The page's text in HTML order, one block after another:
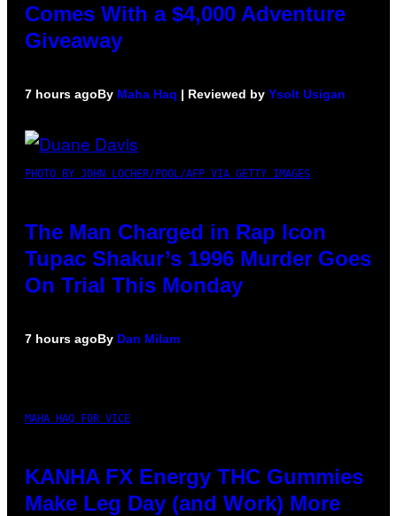
Comes With a $4,000 Adventure
Giveaway
7 hours agoBy Maha Haq | Reviewed by Ysolt Usigan
PHOTO BY JOHN LOCHER/POOL/AFP VIA GETTY IMAGES
The Man Charged in Rap Icon
Tupac Shakur’s 1996 Murder Goes
On Trial This Monday
7 hours agoBy Dan Milam
MAHA HAQ FOR VICE
KANHA FX Energy THC Gummies
Make Leg Day (and Work) More